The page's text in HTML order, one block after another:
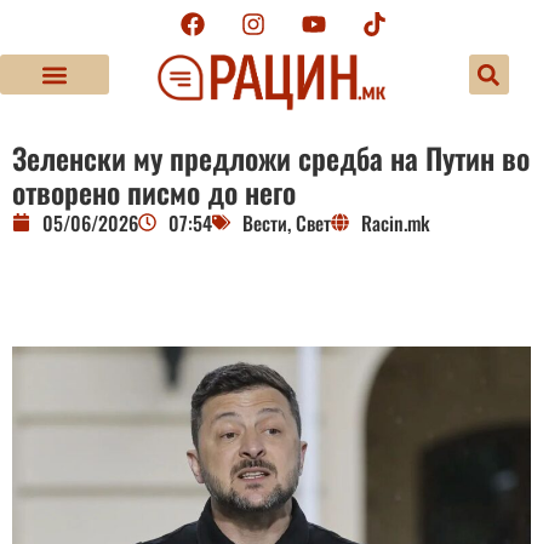
Зеленски му предложи средба на Путин во
отворено писмо до него
05/06/2026 07:54 Вести,Свет Racin.mk